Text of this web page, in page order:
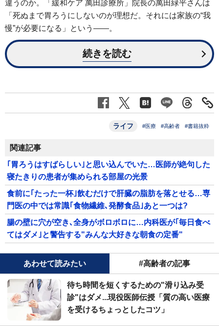
違うのか。「緩和ケア 萬田診療所」院長の萬田緑平さんは
「死ぬまで胃ろうにしないのが理想だ。それには家族の“我
慢”が必要になる」という――。
続きを読む
ライフ #医療 #高齢者 #書籍抜粋
関連記事
｢胃ろうはすばらしい｣と思い込んでいた…医師が絶句した
寝たきりの患者が集められる部屋の光景
食前に｢たった一杯｣飲むだけで肝臓の脂肪を落とせる…専
門医の中では常識｢食物繊維､発酵食品｣あと一つは?
腸の壁に穴が空き､全身がボロボロに…内科医が｢毎日食べ
てはダメ｣と警告する"みんな大好きな朝食の定番"
あわせて読みたい #高齢者の記事
待ち時間を短くするための"滑り込み受
診"はダメ...現役医師伝授「質の高い医療
を受けるちょっとしたコツ」